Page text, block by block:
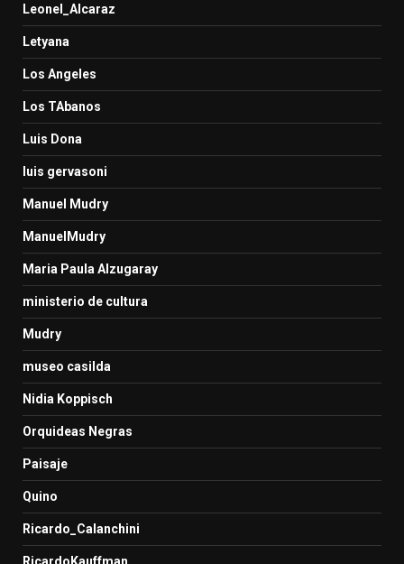
Leonel_Alcaraz
Letyana
Los Angeles
Los TAbanos
Luis Dona
luis gervasoni
Manuel Mudry
ManuelMudry
Maria Paula Alzugaray
ministerio de cultura
Mudry
museo casilda
Nidia Koppisch
Orquideas Negras
Paisaje
Quino
Ricardo_Calanchini